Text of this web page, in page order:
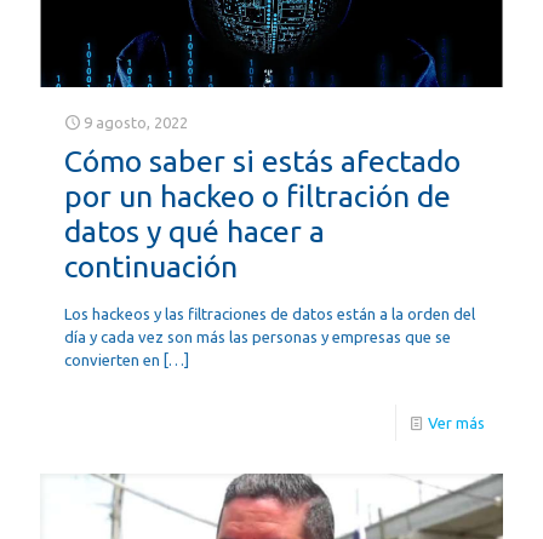
9 agosto, 2022
Cómo saber si estás afectado
por un hackeo o filtración de
datos y qué hacer a
continuación
Los hackeos y las filtraciones de datos están a la orden del
día y cada vez son más las personas y empresas que se
convierten en […]
Ver más